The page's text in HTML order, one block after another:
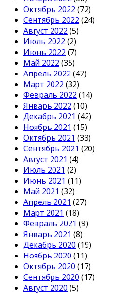
Октябрь 2022 (72)
Сентябрь 2022 (24)
Август 2022 (5)
Июль 2022 (2)
Июнь 2022 (7)
Май 2022 (35)
Апрель 2022 (47)
Март 2022 (32)
Февраль 2022 (14)
Январь 2022 (10)
Декабрь 2021 (42)
Ноябрь 2021 (15)
Октябрь 2021 (33)
Сентябрь 2021 (20)
Август 2021 (4)
Июль 2021 (2)
Июнь 2021 (11)
Май 2021 (32)
Апрель 2021 (27)
Март 2021 (18)
Февраль 2021 (9)
Январь 2021 (8)
Декабрь 2020 (19)
Ноябрь 2020 (11)
Октябрь 2020 (17)
Сентябрь 2020 (17)
Август 2020 (5)